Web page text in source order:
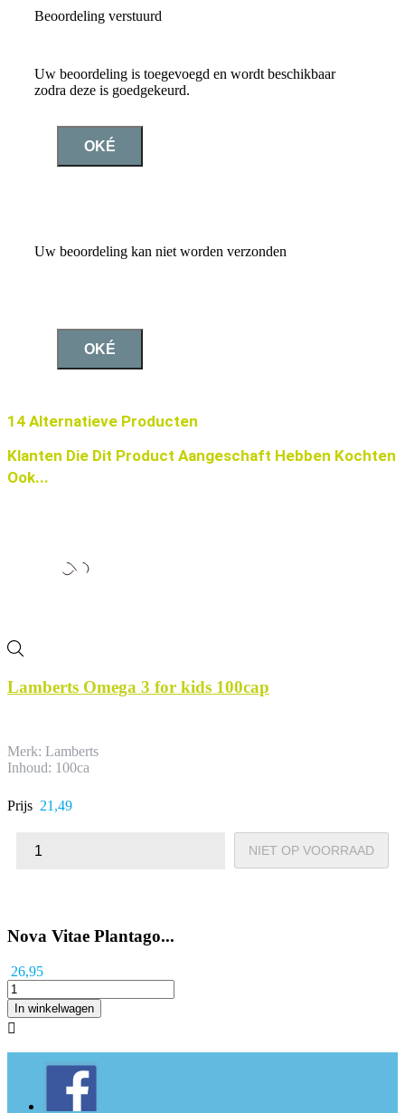
Beoordeling verstuurd
Uw beoordeling is toegevoegd en wordt beschikbaar
zodra deze is goedgekeurd.
OKÉ
Uw beoordeling kan niet worden verzonden
OKÉ
14 Alternatieve Producten
Klanten Die Dit Product Aangeschaft Hebben Kochten
Ook...
Lamberts Omega 3 for kids 100cap
Merk: Lamberts
Inhoud: 100ca
Prijs 21,49
NIET OP VOORRAAD
Nova Vitae Plantago...
26,95
In winkelwagen
